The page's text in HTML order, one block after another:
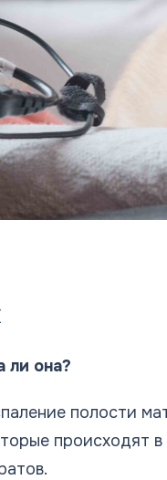
ли она?
полости
происходят